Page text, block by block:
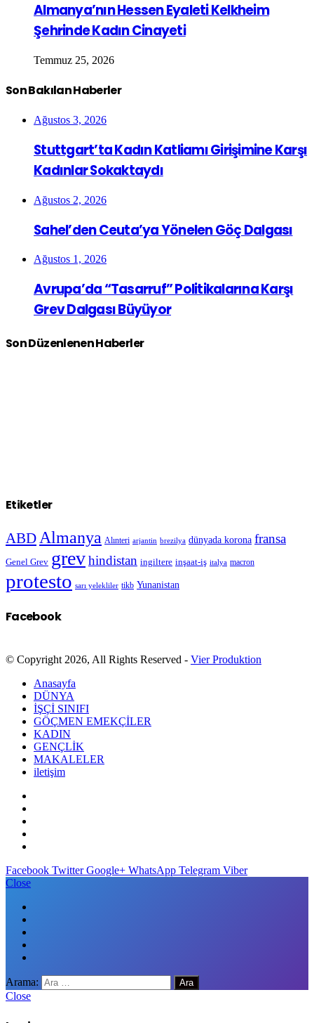
Almanya’nın Hessen Eyaleti Kelkheim
Şehrinde Kadın Cinayeti
Temmuz 25, 2026
Son Bakılan Haberler
Ağustos 3, 2026
Stuttgart’ta Kadın Katliamı Girişimine Karşı
Kadınlar Sokaktaydı
Ağustos 2, 2026
Sahel’den Ceuta’ya Yönelen Göç Dalgası
Ağustos 1, 2026
Avrupa’da “Tasarruf” Politikalarına Karşı
Grev Dalgası Büyüyor
Son Düzenlenen Haberler
Etiketler
ABD Almanya Alınteri arjantin brezilya dünyada korona fransa
Genel Grev grevhindistan ingiltere inşaat-iş italya macron
protesto sarı yelekliler tikb Yunanistan
Facebook
© Copyright 2026, All Rights Reserved - Vier Produktion
Anasayfa
DÜNYA
İŞÇİ SINIFI
GÖÇMEN EMEKÇİLER
KADIN
GENÇLİK
MAKALELER
iletişim
Facebook Twitter Google+ WhatsApp Telegram Viber
Close
Arama:
Close